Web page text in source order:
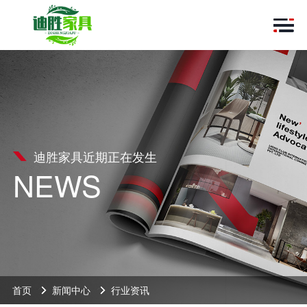
迪胜家具近期正在发生
NEWS
首页 新闻中心 行业资讯